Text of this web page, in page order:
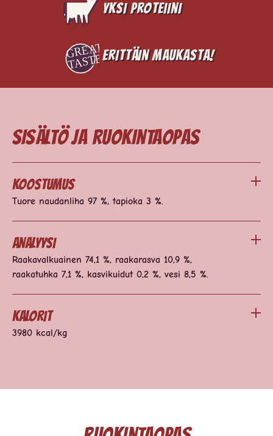
Yksi proteiini
Erittäin maukasta!
Sisältö ja ruokintaopas
Koostumus
Tuore naudanliha 97 %, tapioka 3 %.
Analyysi
Raakavalkuainen 74,1 %, raakarasva 10,9 %,
raakatuhka 7,1 %, kasvikuidut 0,2 %, vesi 8,5 %.
Kalorit
3980 kcal/kg